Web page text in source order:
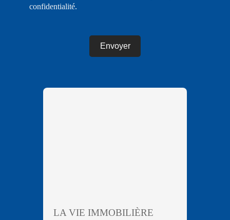
confidentialité.
Envoyer
LA VIE IMMOBILIÈRE